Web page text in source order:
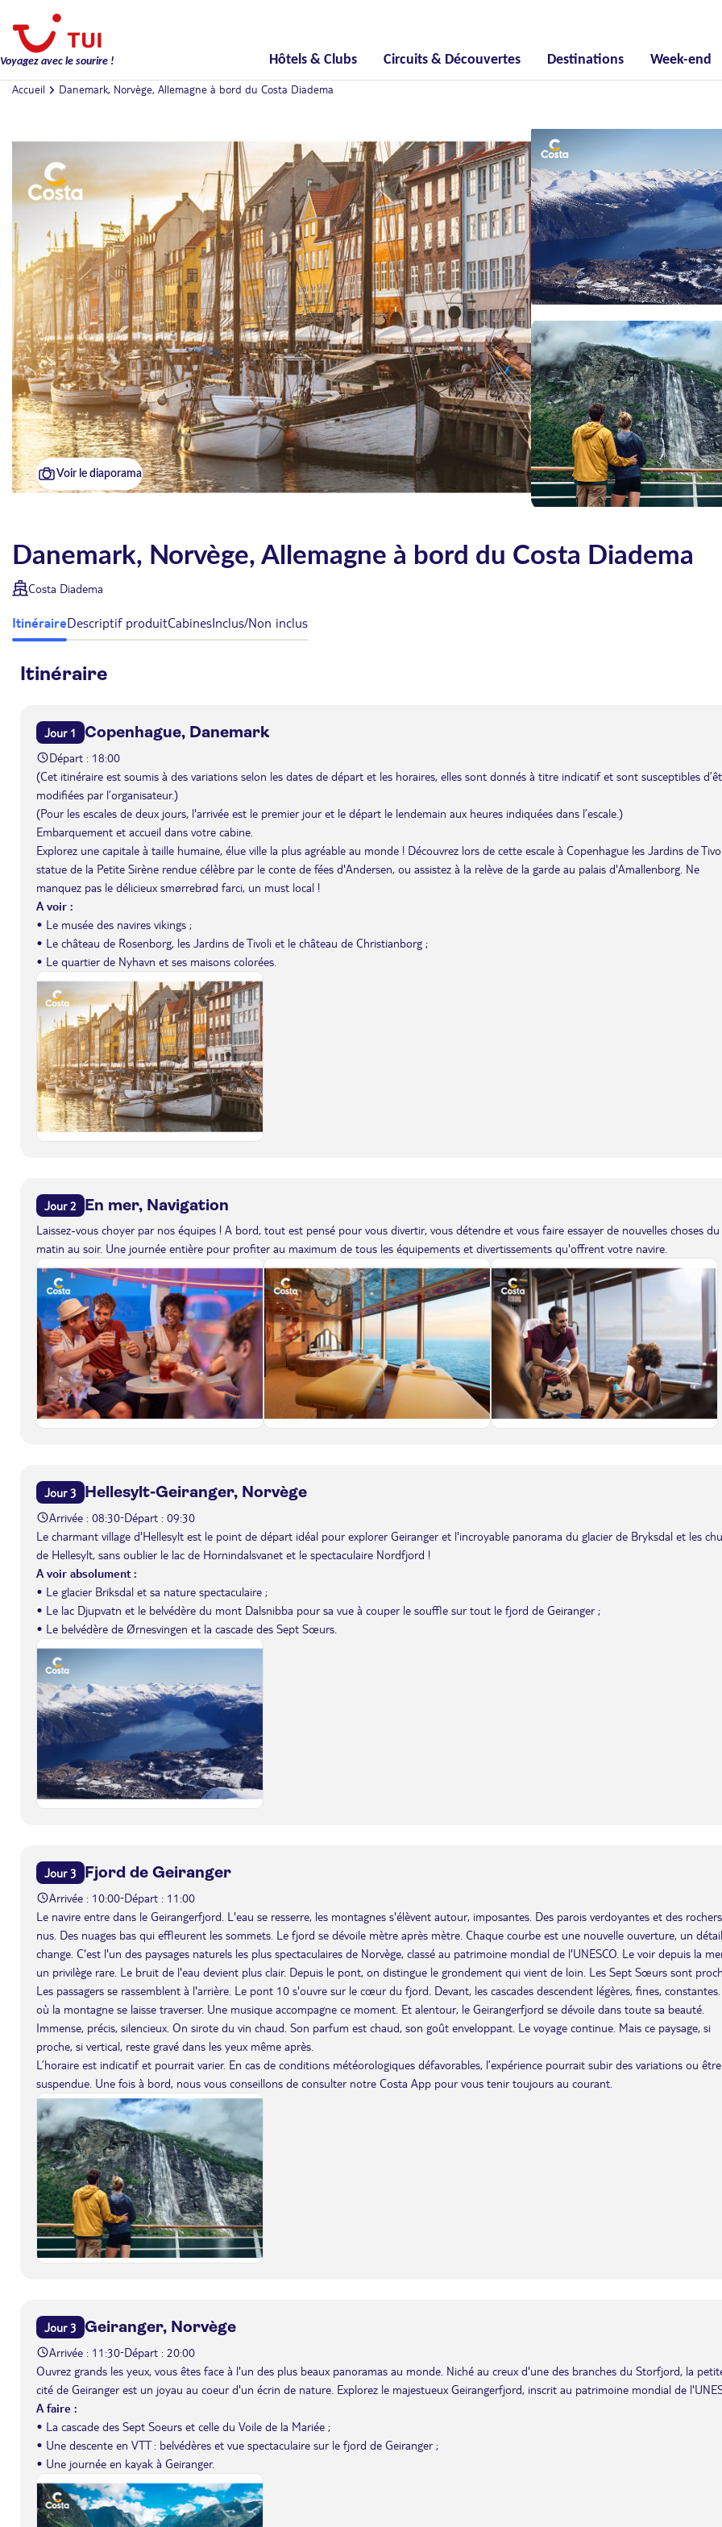
Voyagez avec le sourire ! Hôtels & Clubs Circuits & Découvertes Destinations Week-end
Accueil Danemark, Norvège, Allemagne à bord du Costa Diadema
Voir le diaporama
Danemark, Norvège, Allemagne à bord du Costa Diadema
Costa Diadema
ItinéraireDescriptif produitCabinesInclus/Non inclus
Itinéraire
Jour 1 Copenhague, Danemark
Départ : 18:00
(Cet itinéraire est soumis à des variations selon les dates de départ et les horaires, elles sont donnés à titre indicatif et sont susceptibles
modifiées par l’organisateur.)
(Pour les escales de deux jours, l'arrivée est le premier jour et le départ le lendemain aux heures indiquées dans l’escale.)
Embarquement et accueil dans votre cabine.
Explorez une capitale à taille humaine, élue ville la plus agréable au monde ! Découvrez lors de cette escale à Copenhague les Jardins de
statue de la Petite Sirène rendue célèbre par le conte de fées d'Andersen, ou assistez à la relève de la garde au palais d'Amallenborg. Ne
manquez pas le délicieux smørrebrød farci, un must local !
A voir :
• Le musée des navires vikings ;
• Le château de Rosenborg, les Jardins de Tivoli et le château de Christianborg ;
• Le quartier de Nyhavn et ses maisons colorées.
Jour 2 En mer, Navigation
Laissez-vous choyer par nos équipes ! A bord, tout est pensé pour vous divertir, vous détendre et vous faire essayer de nouvelles choses du
matin au soir. Une journée entière pour profiter au maximum de tous les équipements et divertissements qu'offrent votre navire.
Jour 3 Hellesylt-Geiranger, Norvège
Arrivée : 08:30-Départ : 09:30
Le charmant village d'Hellesylt est le point de départ idéal pour explorer Geiranger et l'incroyable panorama du glacier de Bryksdal et les
de Hellesylt, sans oublier le lac de Hornindalsvanet et le spectaculaire Nordfjord !
A voir absolument :
• Le glacier Briksdal et sa nature spectaculaire ;
• Le lac Djupvatn et le belvédère du mont Dalsnibba pour sa vue à couper le souffle sur tout le fjord de Geiranger ;
• Le belvédère de Ørnesvingen et la cascade des Sept Sœurs.
Jour 3 Fjord de Geiranger
Arrivée : 10:00-Départ : 11:00
Le navire entre dans le Geirangerfjord. L'eau se resserre, les montagnes s'élèvent autour, imposantes. Des parois verdoyantes et des rochers
nus. Des nuages bas qui effleurent les sommets. Le fjord se dévoile mètre après mètre. Chaque courbe est une nouvelle ouverture, un
change. C'est l'un des paysages naturels les plus spectaculaires de Norvège, classé au patrimoine mondial de l'UNESCO. Le voir depuis la
un privilège rare. Le bruit de l'eau devient plus clair. Depuis le pont, on distingue le grondement qui vient de loin. Les Sept Sœurs sont
Les passagers se rassemblent à l'arrière. Le pont 10 s'ouvre sur le cœur du fjord. Devant, les cascades descendent légères, fines,
où la montagne se laisse traverser. Une musique accompagne ce moment. Et alentour, le Geirangerfjord se dévoile dans toute sa beauté.
Immense, précis, silencieux. On sirote du vin chaud. Son parfum est chaud, son goût enveloppant. Le voyage continue. Mais ce paysage, si
proche, si vertical, reste gravé dans les yeux même après.
L’horaire est indicatif et pourrait varier. En cas de conditions météorologiques défavorables, l’expérience pourrait subir des variations ou être
suspendue. Une fois à bord, nous vous conseillons de consulter notre Costa App pour vous tenir toujours au courant.
Jour 3 Geiranger, Norvège
Arrivée : 11:30-Départ : 20:00
Ouvrez grands les yeux, vous êtes face à l'un des plus beaux panoramas au monde. Niché au creux d'une des branches du Storfjord, la
cité de Geiranger est un joyau au coeur d'un écrin de nature. Explorez le majestueux Geirangerfjord, inscrit au patrimoine mondial de
A faire :
• La cascade des Sept Soeurs et celle du Voile de la Mariée ;
• Une descente en VTT : belvédères et vue spectaculaire sur le fjord de Geiranger ;
• Une journée en kayak à Geiranger.